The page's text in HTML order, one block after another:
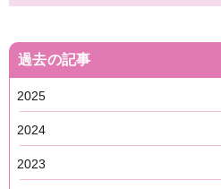
過去の記事
2025
2024
2023